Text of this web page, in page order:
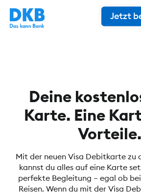
Jetzt
Deine
Karte. Eine
Vorteile.
Mit der neuen Visa Debitkarte zu
kannst du alles auf eine Karte
perfekte Begleitung – egal ob
Reisen. Wenn du mit der Visa